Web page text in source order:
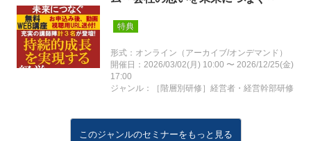
特典
形式：オンライン（アーカイブ/オンデマンド）
開催日：2026/03/02(月) 10:00 〜 2026/12/25(金)
17:00
ジャンル：［階層別研修］経営者・経営幹部研修
このジャンルのセミナーをもっと見る